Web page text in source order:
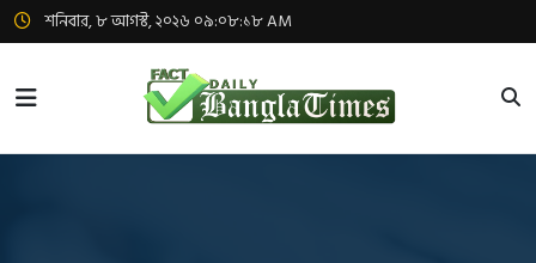
শনিবার, ৮ আগস্ট, ২০২৬ ০৯:০৮:১৯ AM